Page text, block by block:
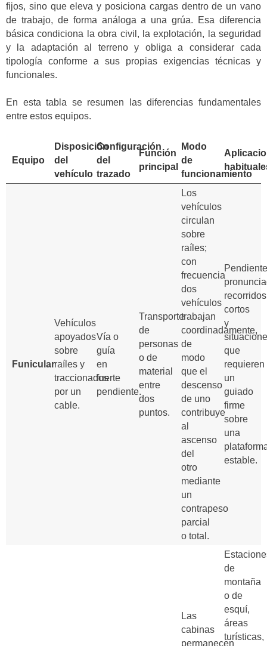
fijos, sino que eleva y posiciona cargas dentro de un vano
de trabajo, de forma análoga a una grúa. Esa diferencia
básica condiciona la obra civil, la explotación, la seguridad
y la adaptación al terreno y obliga a considerar cada
tipología conforme a sus propias exigencias técnicas y
funcionales.
En esta tabla se resumen las diferencias fundamentales
entre estos equipos.
Equipo
Disposición
del
vehículo
Configuración
del
trazado
Función
principal
Modo
de
funcionamiento
Funicular
Vehículos
apoyados
sobre
raíles y
traccionados
por un
cable.
Vía o
guía
en
fuerte
pendiente.
Transporte
de
personas
o de
material
entre
dos
puntos.
Los
vehículos
circulan
sobre
raíles;
con
frecuencia
dos
vehículos
trabajan
coordinadamente,
de
modo
que el
descenso
de uno
contribuye
al
ascenso
del
otro
mediante
un
contrapeso
parcial
o total.
recorridos
cortos
y
que
requieren
un
guiado
firme
sobre
una
estable.
Las
cabinas
permanecen
de
montaña
o de
esquí,
áreas
turísticas,